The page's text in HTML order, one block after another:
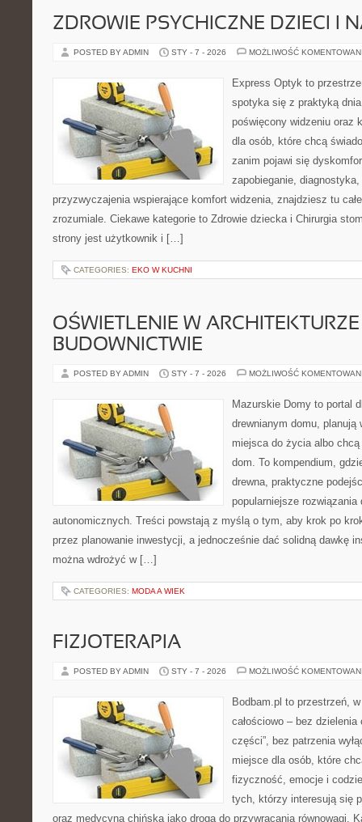
ZDROWIE PSYCHICZNE DZIECI I
POSTED BY ADMIN STY - 7 - 2026 MOŻLIWOŚĆ
Express Optyk to
spotyka się z praktyką
poświęcony widzeniu oraz
dla osób, które chcą
zanim pojawi się
zapobieganie,
przyzwyczajenia wspierające komfort widzenia, znajdziesz tu
zrozumiale. Ciekawe kategorie to Zdrowie dziecka i Chirurgia
strony jest użytkownik i […]
CATEGORIES: EKO W KUCHNI
OŚWIETLENIE W
BUDOWNICTWIE
POSTED BY ADMIN STY - 7 - 2026 MOŻLIWOŚĆ
Mazurskie Domy to portal
drewnianym domu, planują
miejsca do życia albo
dom. To kompendium,
drewna, praktyczne
popularniejsze rozwiązania
autonomicznych. Treści powstają z myślą o tym, aby krok po
przez planowanie inwestycji, a jednocześnie dać solidną dawkę
można wdrożyć w […]
CATEGORIES: MODA A WIEK
FIZJOTERAPIA
POSTED BY ADMIN STY - 7 - 2026 MOŻLIWOŚĆ
Bodbam.pl to przestrzeń,
całościowo – bez dzielenia
części”, bez patrzenia
miejsce dla osób, które
fizyczność, emocje i
tych, którzy interesują się
oraz medycyną chińską jako drogą do przywracania równowagi.